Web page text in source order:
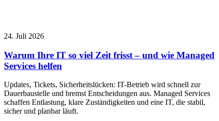
24. Juli 2026
Warum Ihre IT so viel Zeit frisst – und wie Managed
Services helfen
Updates, Tickets, Sicherheitslücken: IT-Betrieb wird schnell zur
Dauerbaustelle und bremst Entscheidungen aus. Managed Services
schaffen Entlastung, klare Zuständigkeiten und eine IT, die stabil,
sicher und planbar läuft.